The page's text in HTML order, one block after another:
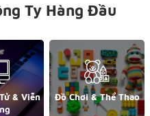
Ty Hàng Đầu
& Viễn
Đồ Chơi & Thể Thao